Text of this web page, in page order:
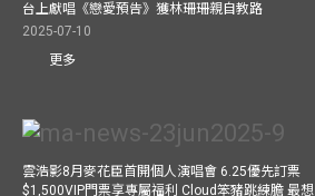
台上獻唱《戀愛預告》獲林珊珊親自教路
2025-07-10
更多
雲浩影8月麥花臣首開個人演唱會 6.25優先訂票
$1,500VIP門票享專屬福利 Cloud笨豬跳練膽 最想